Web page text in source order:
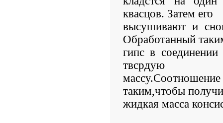
квасцов. Затем его
высушивают и
Обработанный
гипс в
твсрдую
таким,чтобы
жидкая масса